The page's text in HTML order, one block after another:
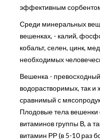
эффективным
Среди минеральных
вешенках, - калий,
кобальт, селен, цинк,
необходимых
Вешенка - превосходный
водорастворимых, так
сравнимый с
Плодовые тела вешенки
витаминов группы В, а
витамин РР (в 5-10 раз